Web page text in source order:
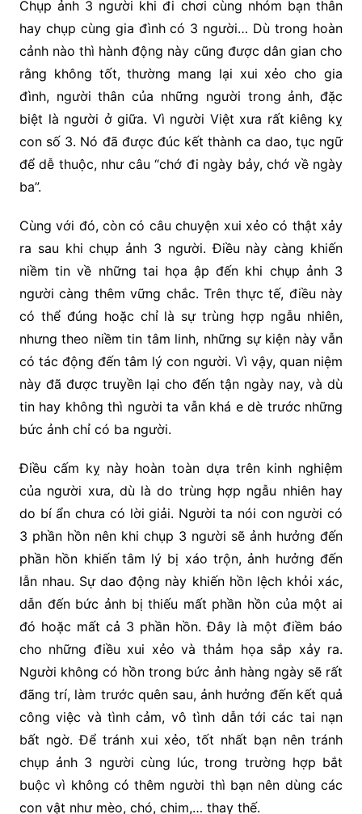
Chụp ảnh 3 người khi đi chơi cùng nhóm bạn thân
hay chụp cùng gia đình có 3 người… Dù trong hoàn
cảnh nào thì hành động này cũng được dân gian cho
rằng không tốt, thường mang lại xui xẻo cho gia
đình, người thân của những người trong ảnh, đặc
biệt là người ở giữa. Vì người Việt xưa rất kiêng kỵ
con số 3. Nó đã được đúc kết thành ca dao, tục ngữ
để dễ thuộc, như câu “chớ đi ngày bảy, chớ về ngày
ba”.
Cùng với đó, còn có câu chuyện xui xẻo có thật xảy
ra sau khi chụp ảnh 3 người. Điều này càng khiến
niềm tin về những tai họa ập đến khi chụp ảnh 3
người càng thêm vững chắc. Trên thực tế, điều này
có thể đúng hoặc chỉ là sự trùng hợp ngẫu nhiên,
nhưng theo niềm tin tâm linh, những sự kiện này vẫn
có tác động đến tâm lý con người. Vì vậy, quan niệm
này đã được truyền lại cho đến tận ngày nay, và dù
tin hay không thì người ta vẫn khá e dè trước những
bức ảnh chỉ có ba người.
Điều cấm kỵ này hoàn toàn dựa trên kinh nghiệm
của người xưa, dù là do trùng hợp ngẫu nhiên hay
do bí ẩn chưa có lời giải. Người ta nói con người có
3 phần hồn nên khi chụp 3 người sẽ ảnh hưởng đến
phần hồn khiến tâm lý bị xáo trộn, ảnh hưởng đến
lẫn nhau. Sự dao động này khiến hồn lệch khỏi xác,
dẫn đến bức ảnh bị thiếu mất phần hồn của một ai
đó hoặc mất cả 3 phần hồn. Đây là một điềm báo
cho những điều xui xẻo và thảm họa sắp xảy ra.
Người không có hồn trong bức ảnh hàng ngày sẽ rất
đãng trí, làm trước quên sau, ảnh hưởng đến kết quả
công việc và tình cảm, vô tình dẫn tới các tai nạn
bất ngờ. Để tránh xui xẻo, tốt nhất bạn nên tránh
chụp ảnh 3 người cùng lúc, trong trường hợp bắt
buộc vì không có thêm người thì bạn nên dùng các
con vật như mèo, chó, chim,… thay thế.